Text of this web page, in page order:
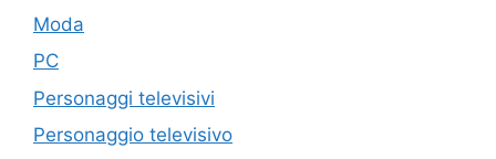
Moda
PC
Personaggi televisivi
Personaggio televisivo